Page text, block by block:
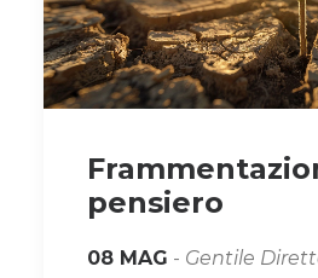
pensiero
08 MAG - Gentile